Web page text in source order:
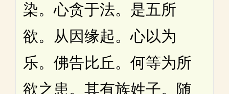
染。心贪于法。是五所
欲。从因缘起。心以为
乐。佛告比丘。何等为所
欲之患。其有族姓子。随